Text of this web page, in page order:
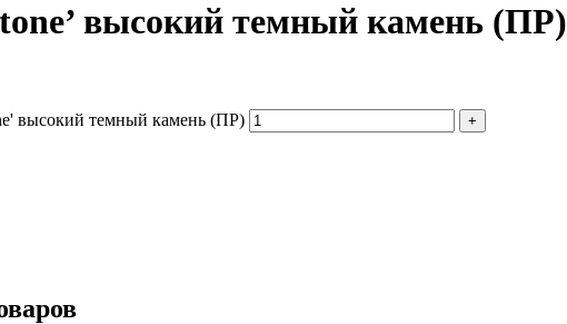
высокий темный камень (ПР)
высокий темный камень (ПР)